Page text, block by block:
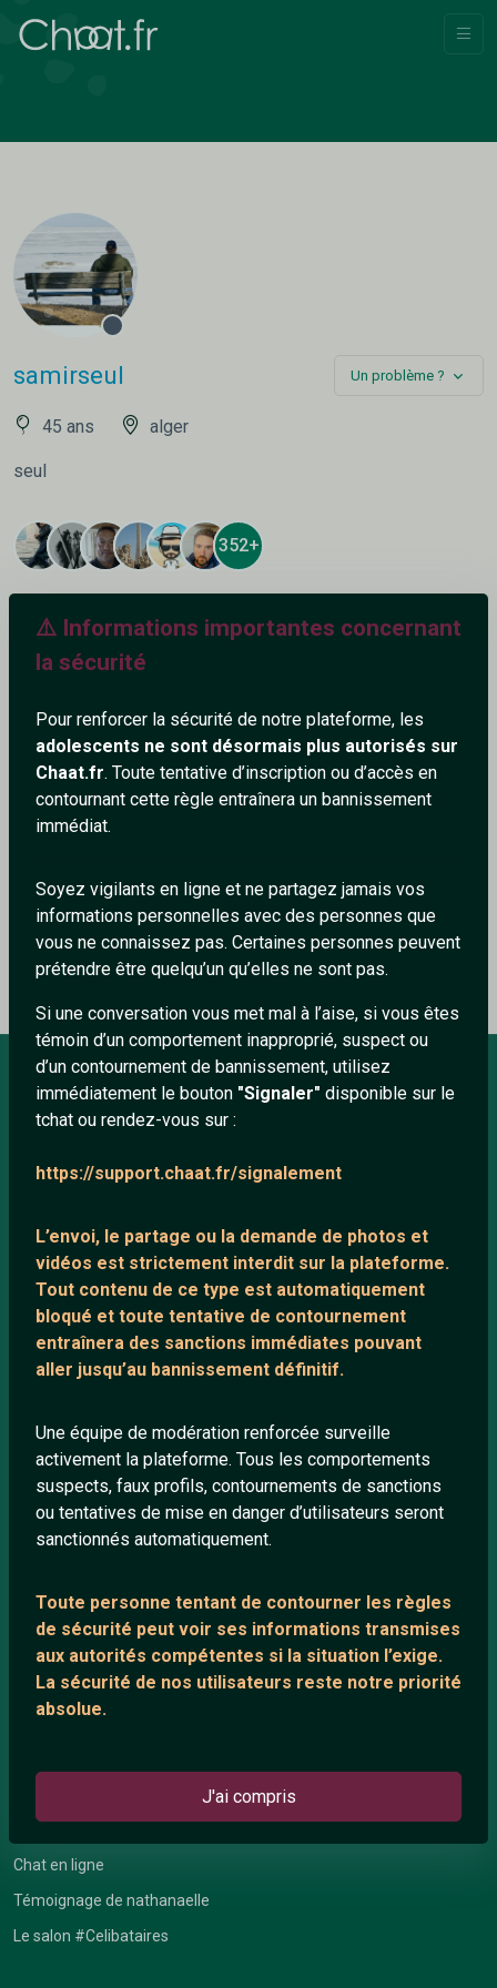
⚠️ Informations importantes concernant
la sécurité
Pour renforcer la sécurité de notre plateforme, les
adolescents ne sont désormais plus autorisés sur
Chaat.fr. Toute tentative d’inscription ou d’accès en
contournant cette règle entraînera un bannissement
immédiat.
Soyez vigilants en ligne et ne partagez jamais vos
informations personnelles avec des personnes que
vous ne connaissez pas. Certaines personnes peuvent
prétendre être quelqu’un qu’elles ne sont pas.
Si une conversation vous met mal à l’aise, si vous êtes
témoin d’un comportement inapproprié, suspect ou
d’un contournement de bannissement, utilisez
immédiatement le bouton "Signaler" disponible sur le
tchat ou rendez-vous sur :
https://support.chaat.fr/signalement
L’envoi, le partage ou la demande de photos et
vidéos est strictement interdit sur la plateforme.
Tout contenu de ce type est automatiquement
bloqué et toute tentative de contournement
entraînera des sanctions immédiates pouvant
aller jusqu’au bannissement définitif.
Une équipe de modération renforcée surveille
activement la plateforme. Tous les comportements
suspects, faux profils, contournements de sanctions
ou tentatives de mise en danger d’utilisateurs seront
sanctionnés automatiquement.
Toute personne tentant de contourner les règles
de sécurité peut voir ses informations transmises
aux autorités compétentes si la situation l’exige.
La sécurité de nos utilisateurs reste notre priorité
absolue.
J'ai compris
samirseul Un problème ?
45 ans alger
seul
352+
Ajouter un commentaire (1)
samirseul 16/9/2025
sa f longtemps
0
Répondre
À PROPOS
Mentions légales
Protection mineurs
Blog
Communauté
Quotes
Playlists YouTube
ANNEXE
Network IRC
Support IRC
Chat en ligne
Témoignage de nathanaelle
Le salon #Celibataires